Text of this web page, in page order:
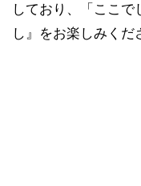
しており、「ここ
し』をお楽しみくだ